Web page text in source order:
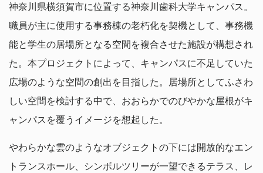
神奈川県横須賀市に位置する神奈川歯科大学キャンパス。
職員が主に使用する事務棟の老朽化を契機として、事務機
能と学生の居場所となる空間を複合させた施設が構想され
た。本プロジェクトによって、キャンパスに不足していた
広場のような空間の創出を目指した。居場所としてふさわ
しい空間を検討する中で、おおらかでのびやかな屋根がキ
ャンパスを覆うイメージを想起した。
やわらかな雲のようなオブジェクトの下には開放的なエン
トランスホール、シンボルツリーが一望できるテラス、レ